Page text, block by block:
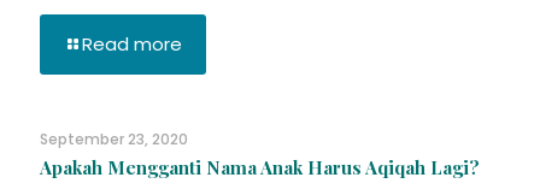
Read more
September 23, 2020
Apakah Mengganti Nama Anak Harus Aqiqah Lagi?